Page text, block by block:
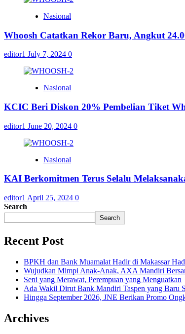
Nasional
Whoosh Catatkan Rekor Baru, Angkut
editor1 July 7, 2024 0
Nasional
KCIC Beri Diskon 20% Pembelian Tiket
editor1 June 20, 2024 0
Nasional
KAI Berkomitmen Terus Selalu
editor1 April 25, 2024 0
Search
Search
Recent Post
BPKH dan Bank Muamalat Hadir di Makassar
Wujudkan Mimpi Anak-Anak, AXA Mandiri
Seni yang Merawat, Perempuan yang Menguatkan
Ada Wakil Dirut Bank Mandiri Taspen yang Baru
Hingga September 2026, JNE Berikan Promo
Archives